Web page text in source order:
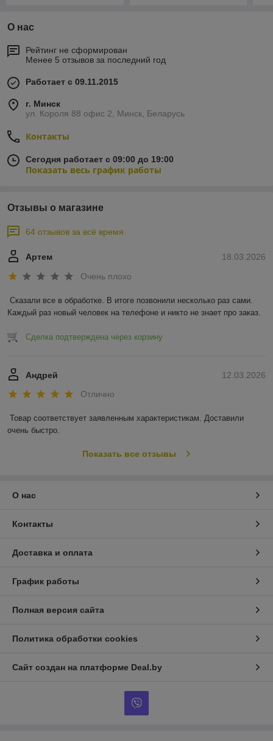
О нас
Рейтинг не сформирован
Менее 5 отзывов за последний год
Работает с 09.11.2015
г. Минск
ул. Короля 88 офис 2, Минск, Беларусь
Контакты
Сегодня работает с 09:00 до 19:00
Показать весь график работы
Отзывы о магазине
64 отзывов за всё время
18.03.2026
Артем
Очень плохо
Сказали все в обработке. В итоге позвонили несколько раз сами.
Каждый раз новый человек на телефоне и никто не знает про заказ.
Сделка подтверждена через корзину
12.03.2026
Андрей
Отлично
Товар соответствует заявленным характеристикам. Доставили
очень быстро.
Показать все отзывы
О нас
Контакты
Доставка и оплата
График работы
Полная версия сайта
Политика обработки cookies
Сайт создан на платформе Deal.by